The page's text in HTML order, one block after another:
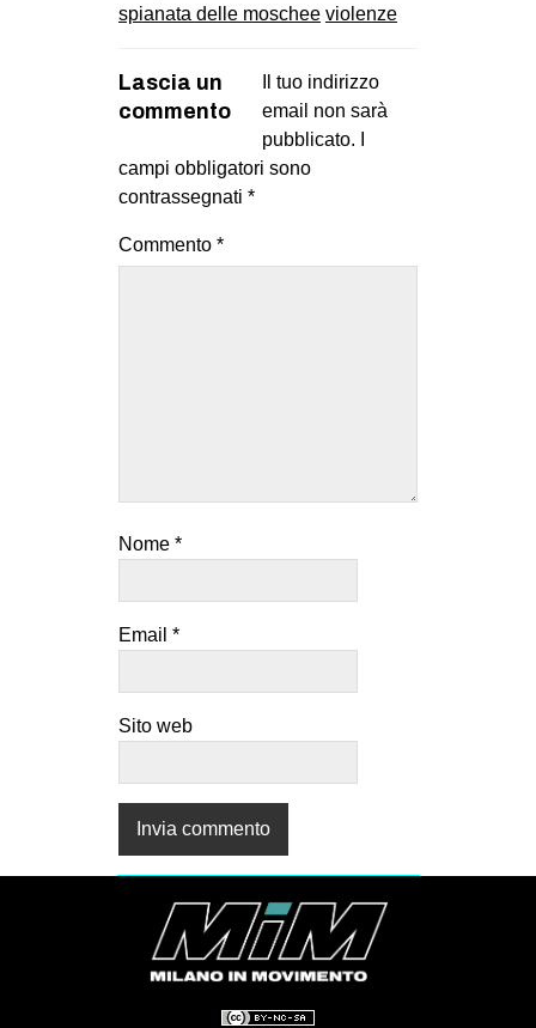
spianata delle moschee violenze
Lascia un
commento
Il tuo indirizzo
email non sarà
pubblicato.
campi obbligatori sono
contrassegnati *
Commento *
Nome *
Email *
Sito web